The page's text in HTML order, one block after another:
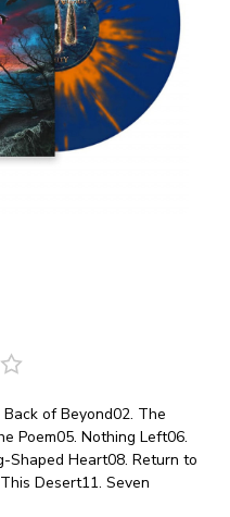
of Beyond02. The
Poem05. Nothing Left06.
Shaped Heart08. Return to
Desert11. Seven